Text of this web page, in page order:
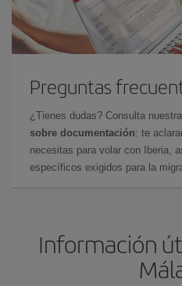
Preguntas
¿Tienes dudas? Consulta
sobre documentación: te
necesitas para volar con Iberia,
específicos exigidos para la
Información